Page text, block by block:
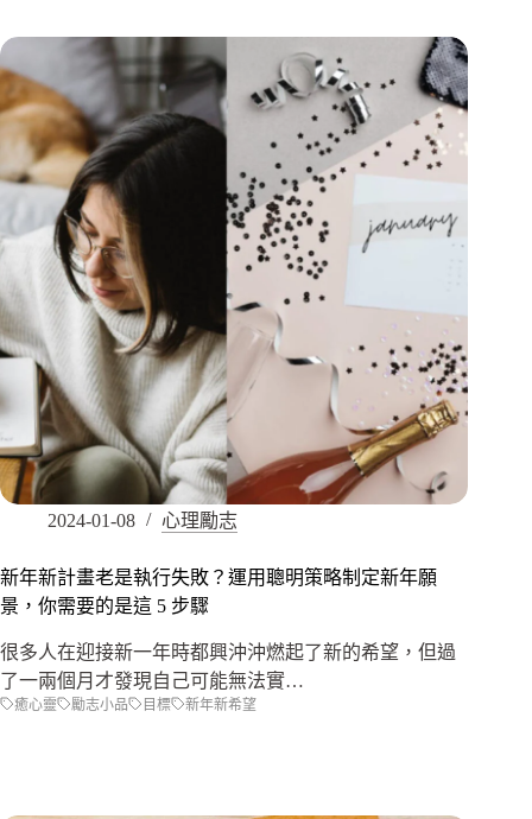
2024-01-08 心理勵志
新年新計畫老是執行失敗？運用聰明策略制定新年願
景，你需要的是這 5 步驟
很多人在迎接新一年時都興沖沖燃起了新的希望，但過
了一兩個月才發現自己可能無法實…
癒心靈 勵志小品 目標 新年新希望